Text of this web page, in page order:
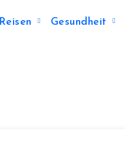
Reisen Gesundheit